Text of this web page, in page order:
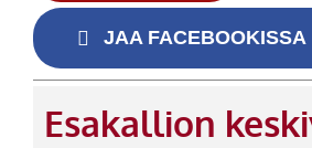
JAA FACEBOOKISSA
Esakallion